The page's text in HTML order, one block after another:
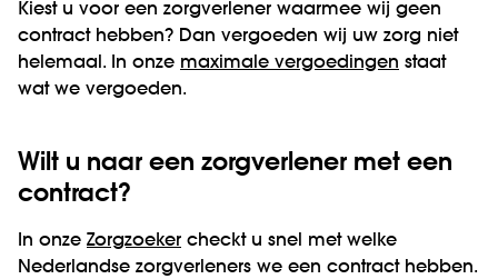
Kiest u voor een zorgverlener waarmee wij geen
contract hebben? Dan vergoeden wij uw zorg niet
helemaal. In onze maximale vergoedingen staat
wat we vergoeden.
Wilt u naar een zorgverlener met een
contract?
In onze Zorgzoeker checkt u snel met welke
Nederlandse zorgverleners we een contract hebben.